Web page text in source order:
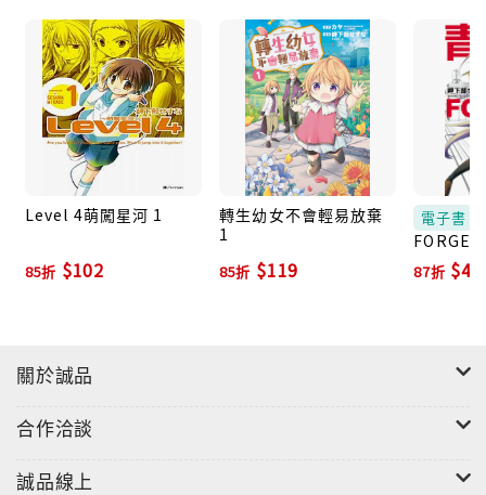
Level 4萌闖星河 1
85折 $102
轉生幼女不會輕易放棄
1
85折 $119
電子書
87折 $46
關於誠品
合作洽談
誠品線上